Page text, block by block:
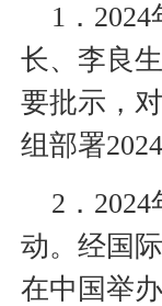
1 ．
长、李良
要批示，
组部署
2 ． 2024
动。 经国
在中国举